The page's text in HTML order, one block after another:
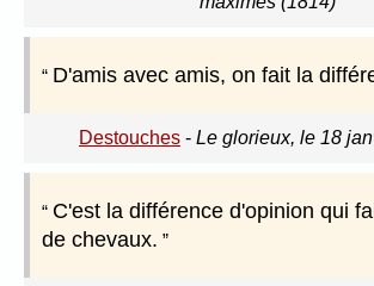
D'amis avec amis, on fait la
Destouches - Le glorieux, le 18
C'est la différence d'opinion qui
de chevaux.